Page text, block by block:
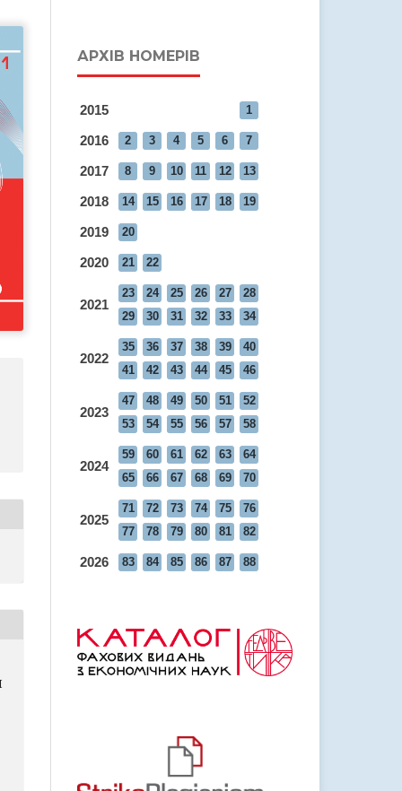
АРХІВ НОМЕРІВ
2015 1
2016 2 3 4 5 6 7
2017 8 9 10 11 12 13
2018 14 15 16 17 18 19
2019 20
2020 21 22
2021
23 24 25 26 27
28
29
30 31 32 33 34
2022
35 36 37 38 39
40
41
42 43 44 45 46
2023
47 48 49 50 51
52
53
54 55 56 57 58
2024
59 60 61 62 63
64
65
66 67 68 69 70
2025
71 72 73 74 75
76
77
78 79 80 81 82
2026 83 84 85 86 87 88